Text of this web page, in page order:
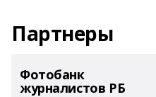
Партнеры
Фотобанк
журналистов РБ